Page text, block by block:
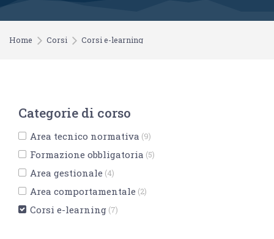
Home Corsi Corsi e-learning
Categorie di corso
Area tecnico normativa (9)
Formazione obbligatoria (5)
Area gestionale (4)
Area comportamentale (2)
Corsi e-learning (7)